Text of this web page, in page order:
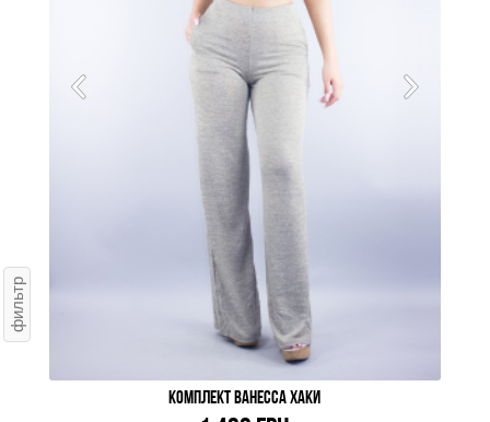
фильтр
КОМПЛЕКТ ВАНЕССА ХАКИ